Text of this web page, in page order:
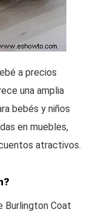
a precios
una amplia
bebés y niños
en muebles,
atractivos.
Burlington Coat